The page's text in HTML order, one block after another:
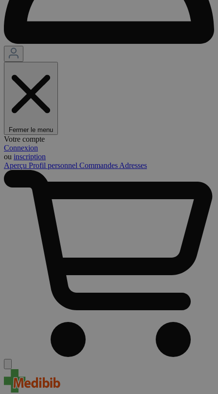
Fermer le menu
Votre compte
Connexion
ou inscription
Aperçu Profil personnel Commandes Adresses